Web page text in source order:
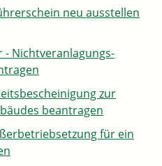
neu ausstellen
- Nichtveranlagungs-
zur
beantragen
für ein